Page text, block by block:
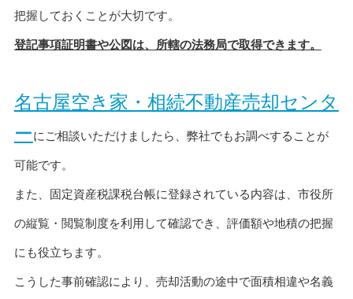
把握しておくことが大切です。
登記事項証明書や公図は、所轄の法務局で取得できます。
名古屋空き家・相続不動産売却センタ
ーにご相談いただけましたら、弊社でもお調べすることが
可能です。
また、固定資産税課税台帳に登録されている内容は、市役所
の縦覧・閲覧制度を利用して確認でき、評価額や地積の把握
にも役立ちます。
こうした事前確認により、売却活動の途中で面積相違や名義